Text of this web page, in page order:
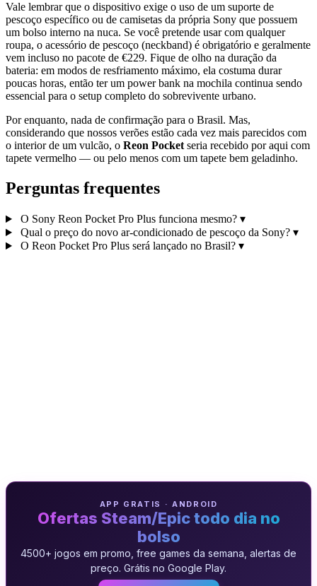
Vale lembrar que o dispositivo exige o uso de um suporte de
pescoço específico ou de camisetas da própria Sony que possuem
um bolso interno na nuca. Se você pretende usar com qualquer
roupa, o acessório de pescoço (neckband) é obrigatório e geralmente
vem incluso no pacote de €229. Fique de olho na duração da
bateria: em modos de resfriamento máximo, ela costuma durar
poucas horas, então ter um power bank na mochila continua sendo
essencial para o setup completo do sobrevivente urbano.
Por enquanto, nada de confirmação para o Brasil. Mas,
considerando que nossos verões estão cada vez mais parecidos com
o interior de um vulcão, o Reon Pocket seria recebido por aqui com
tapete vermelho — ou pelo menos com um tapete bem geladinho.
Perguntas frequentes
O Sony Reon Pocket Pro Plus funciona mesmo? ▾
Qual o preço do novo ar-condicionado de pescoço da Sony? ▾
O Reon Pocket Pro Plus será lançado no Brasil? ▾
APP GRATIS · ANDROID
Ofertas Steam/Epic todo dia no
bolso
4500+ jogos em promo, free games da semana, alertas de
preço. Grátis no Google Play.